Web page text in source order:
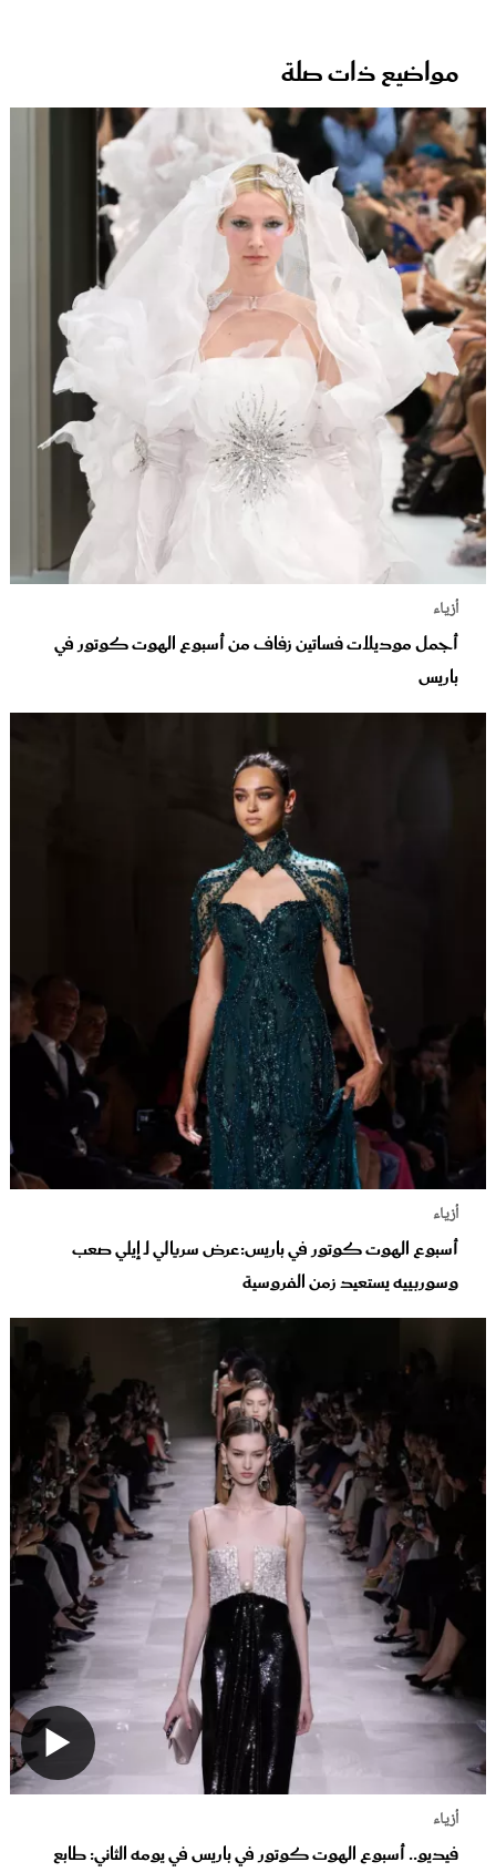
مواضيع ذات صلة
أزياء
أجمل موديلات فساتين زفاف من أسبوع الهوت كوتور في
باريس
أزياء
أسبوع الهوت كوتور في باريس:عرض سريالي لـ إيلي صعب
وسوربييه يستعيد زمن الفروسية
أزياء
فيديو.. أسبوع الهوت كوتور في باريس في يومه الثاني: طابع